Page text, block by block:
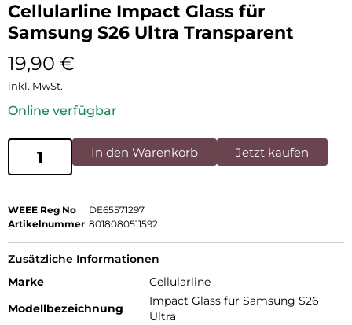
Cellularline Impact Glass für
Samsung S26 Ultra Transparent
19,90 €
inkl. MwSt.
Online verfügbar
In den Warenkorb Jetzt kaufen
WEEE Reg No
DE65571297
Artikelnummer 8018080511592
Zusätzliche Informationen
Marke
Cellularline
Modellbezeichnung
Impact Glass für Samsung S26
Ultra